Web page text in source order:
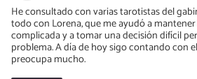
He consultado con varias tarotistas del
todo con Lorena, que me ayudó a
complicada y a tomar una decisión difícil
problema. A día de hoy sigo contando con
preocupa mucho.